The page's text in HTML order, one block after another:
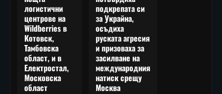
логистични
центрове на
Wildberries в
Котовск,
Тамбовска
област, и в
Електростал,
Московска
област
подкрепата си
за Украйна,
осъдиха
руската агресия
и призоваха за
засилване на
международния
натиск срещу
Москва